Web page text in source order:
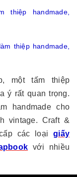
thiệp handmade,
thiệp handmade,
một tấm thiệp
ý rất quan trọng.
handmade cho
vintage. Craft &
các loại giấy
với nhiều